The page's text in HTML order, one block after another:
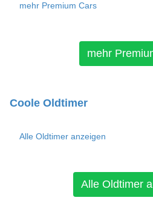
mehr Premium Cars
mehr
Coole Oldtimer
Alle Oldtimer anzeigen
Alle Oldtimer